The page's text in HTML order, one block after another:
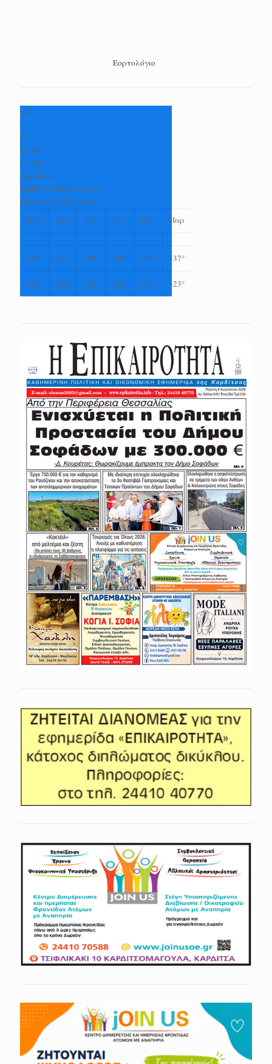
Εορτολόγιο
+36
°
C
H: +38°
L: +26°
Καρδίτσα
Σάββατο, 08 Αύγουστος
Πρόγνωση για 7 μέρες
Κυρ
Δευ Τρι Τετ Πεμ Παρ
+37° +37° +39° +40° +39° +37°
+27° +25° +24° +24° +23° +23°